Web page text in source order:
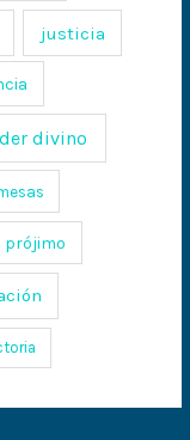
justicia
divino
prójimo